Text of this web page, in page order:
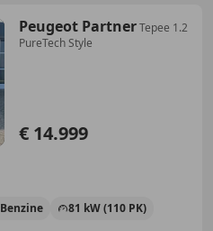
Peugeot PartnerTepee 1.2
PureTech Style
€ 14.999
Benzine 81 kW (110 PK)